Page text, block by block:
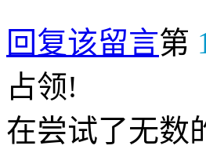
回复该留言第
占领!
在尝试了无数